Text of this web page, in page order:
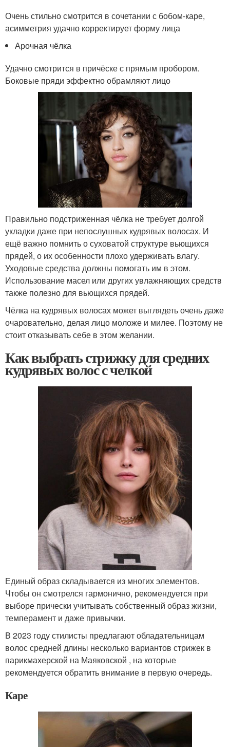
Очень стильно смотрится в сочетании с бобом-каре,
асимметрия удачно корректирует форму лица
Арочная чёлка
Удачно смотрится в причёске с прямым пробором.
Боковые пряди эффектно обрамляют лицо
Правильно подстриженная чёлка не требует долгой
укладки даже при непослушных кудрявых волосах. И
ещё важно помнить о суховатой структуре вьющихся
прядей, о их особенности плохо удерживать влагу.
Уходовые средства должны помогать им в этом.
Использование масел или других увлажняющих средств
также полезно для вьющихся прядей.
Чёлка на кудрявых волосах может выглядеть очень даже
очаровательно, делая лицо моложе и милее. Поэтому не
стоит отказывать себе в этом желании.
Как выбрать стрижку для средних
кудрявых волос с челкой
Единый образ складывается из многих элементов.
Чтобы он смотрелся гармонично, рекомендуется при
выборе прически учитывать собственный образ жизни,
темперамент и даже привычки.
В 2023 году стилисты предлагают обладательницам
волос средней длины несколько вариантов стрижек в
парикмахерской на Маяковской , на которые
рекомендуется обратить внимание в первую очередь.
Каре